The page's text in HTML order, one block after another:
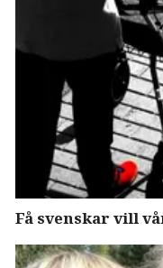
Få svenskar vill